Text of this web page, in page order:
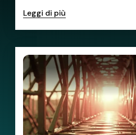
Leggi di più